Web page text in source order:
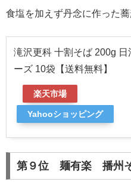
食塩を加えず丹念に作った
滝沢更科 十割そば 200g 日
ーズ 10袋【送料無料】
楽天市場
Yahooショッピング
第９位 麺有楽 播州